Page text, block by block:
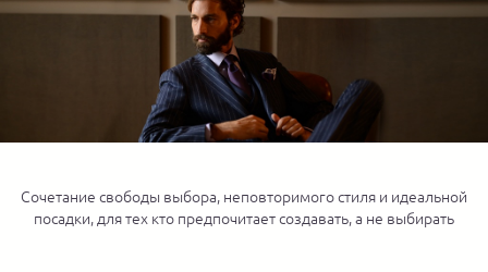
Сочетание свободы выбора, неповторимого стиля и идеальной
посадки, для тех кто предпочитает создавать, а не выбирать